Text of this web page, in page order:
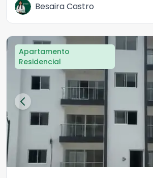
Besaira Castro
Apartamento
Residencial